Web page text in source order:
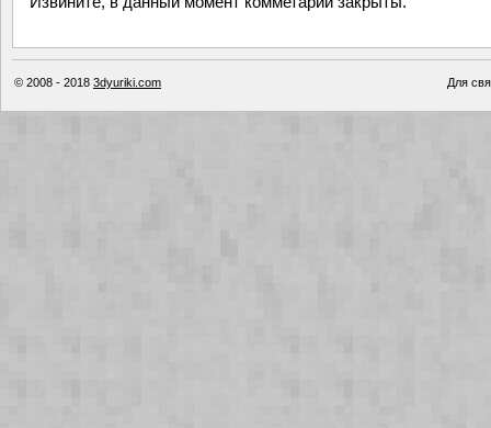
© 2008 - 2018 3dyuriki.com Для